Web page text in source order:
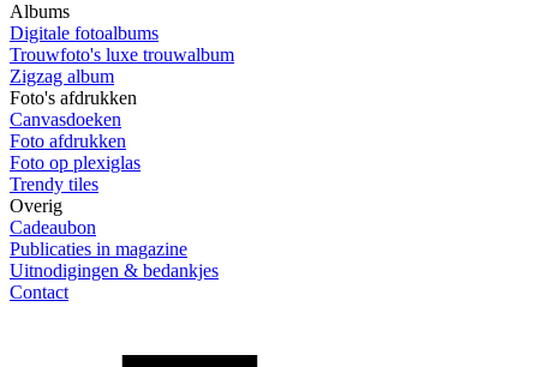
Albums
Digitale fotoalbums
Trouwfoto's luxe trouwalbum
Zigzag album
Foto's afdrukken
Canvasdoeken
Foto afdrukken
Foto op plexiglas
Trendy tiles
Overig
Cadeaubon
Publicaties in magazine
Uitnodigingen & bedankjes
Contact